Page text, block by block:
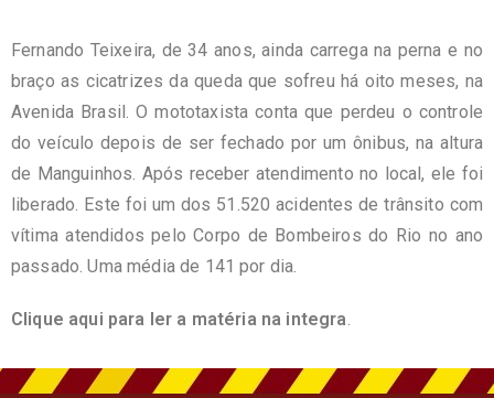
Fernando Teixeira, de 34 anos, ainda carrega na perna e no
braço as cicatrizes da queda que sofreu há oito meses, na
Avenida Brasil. O mototaxista conta que perdeu o controle
do veículo depois de ser fechado por um ônibus, na altura
de Manguinhos. Após receber atendimento no local, ele foi
liberado. Este foi um dos 51.520 acidentes de trânsito com
vítima atendidos pelo Corpo de Bombeiros do Rio no ano
passado. Uma média de 141 por dia.
Clique aqui para ler a matéria na integra